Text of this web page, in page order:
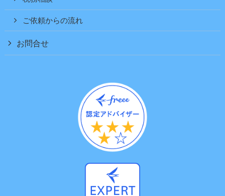
ご依頼からの流れ
お問合せ